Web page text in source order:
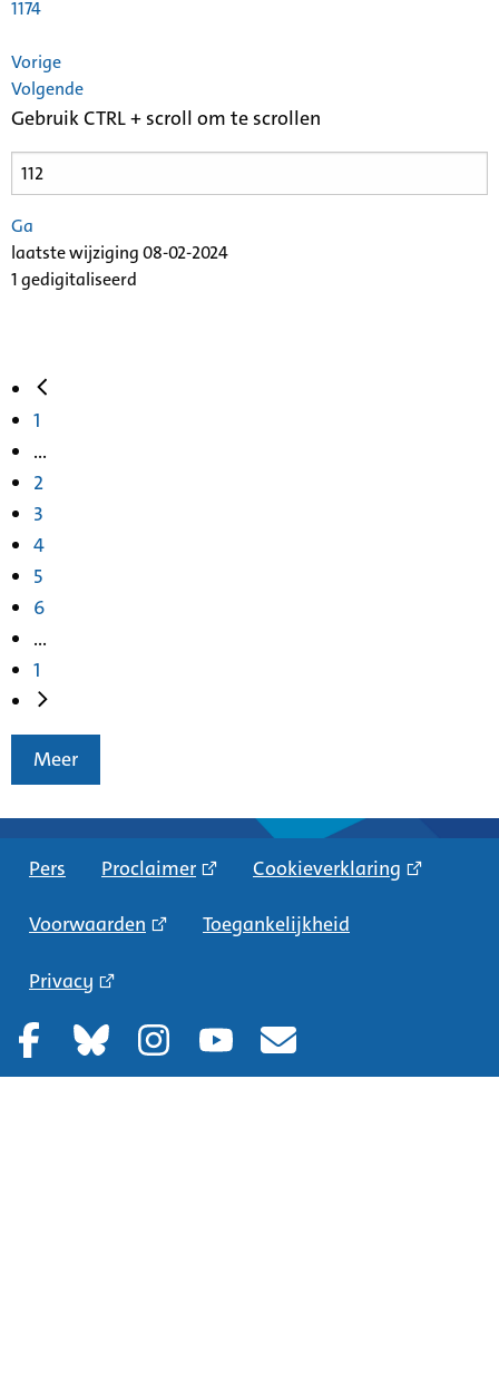
1174
Vorige
Volgende
Gebruik CTRL + scroll om te scrollen
Ga
laatste wijziging 08-02-2024
1 gedigitaliseerd
1
...
2
3
4
5
6
...
1
Meer
Pers Proclaimer Cookieverklaring
Voorwaarden Toegankelijkheid
Privacy